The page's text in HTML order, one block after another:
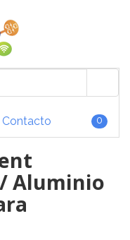
Contacto 0
Aluminio